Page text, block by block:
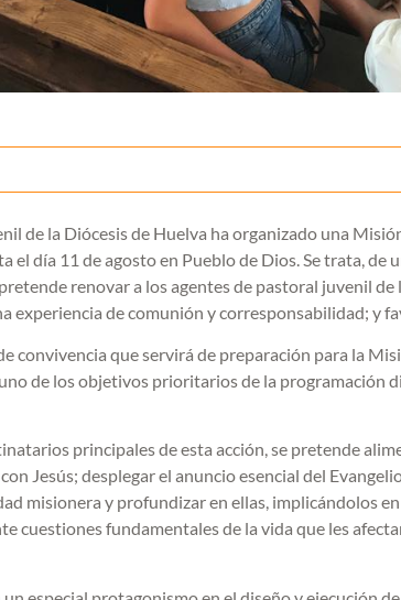
de la Diócesis de Huelva ha organizado una
el día 11 de agosto en Pueblo de Dios. Se trata,
renovar a los agentes de pastoral juvenil
experiencia de comunión y corresponsabilidad; y
convivencia que servirá de preparación para la
de los objetivos prioritarios de la programación
principales de esta acción, se pretende
Jesús; desplegar el anuncio esencial del
misionera y profundizar en ellas, implicándolos
cuestiones fundamentales de la vida que les